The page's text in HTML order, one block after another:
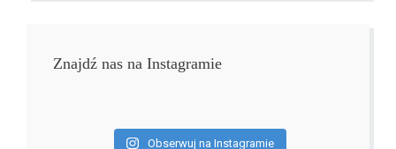
Znajdź nas na Instagramie
Obserwuj na Instagramie